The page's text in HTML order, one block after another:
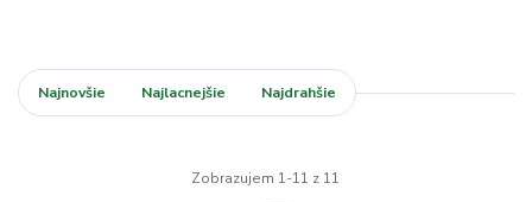
Najnovšie Najlacnejšie Najdrahšie
Zobrazujem 1-11 z 11